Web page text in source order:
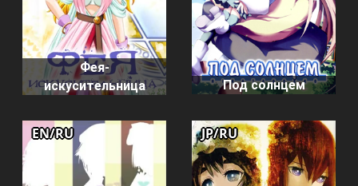
Фея-
искусительница
Под солнцем
EN/RU JP/RU